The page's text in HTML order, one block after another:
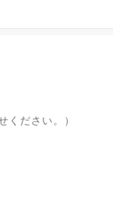
ください。）